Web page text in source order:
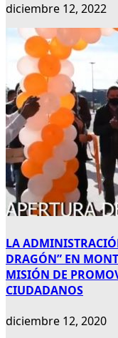
diciembre 12, 2022
LA
DRAGÓN” EN
MISIÓN DE
CIUDADANOS
diciembre 12, 2020